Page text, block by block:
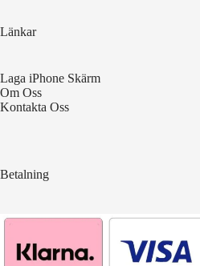
Länkar
Laga iPhone Skärm
Om Oss
Kontakta Oss
Betalning